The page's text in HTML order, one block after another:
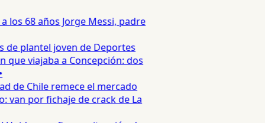
los 68 años Jorge Messi, padre
de plantel joven de Deportes
viajaba a Concepción: dos
de Chile remece el mercado
van por fichaje de crack de La